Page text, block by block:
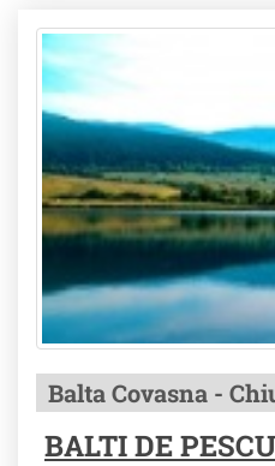
Balta Covasna -
BALTI DE